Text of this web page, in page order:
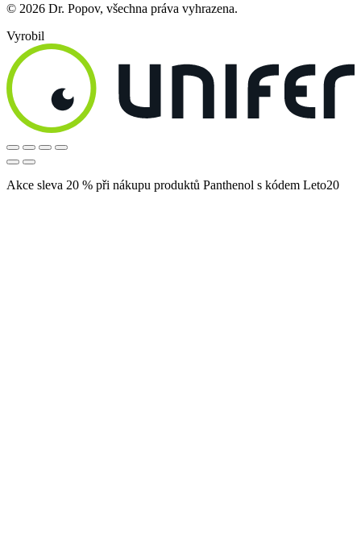
© 2026 Dr. Popov, všechna práva vyhrazena.
Vyrobil
Akce sleva 20 % při nákupu produktů Panthenol s kódem Leto20